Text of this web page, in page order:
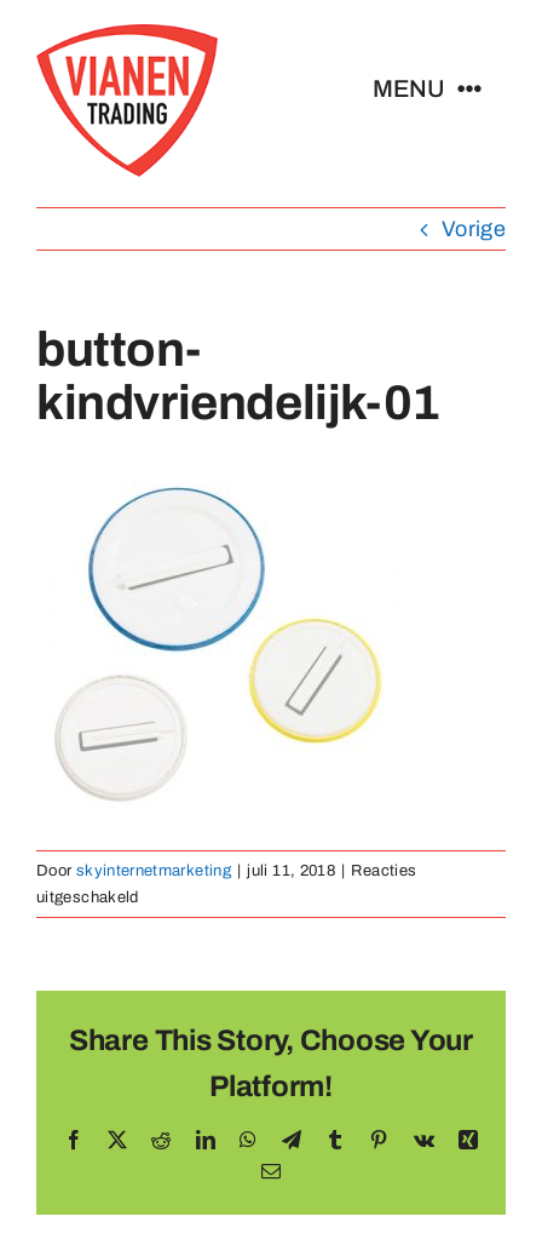
naar
inhoud
MENU
Pins
Abzeichen
Schlüsselanhänger
Medaillen
Kontakt
Vorige
button-
kindvriendelijk-01
Door skyinternetmarketing | juli 11, 2018 | Reacties
uitgeschakeldvoor
button-
Share This Story, Choose Your
Platform!
Facebook RedditLinkedInWhatsApp
TelegramTumblr Pinterest
Vk
Xing
E-